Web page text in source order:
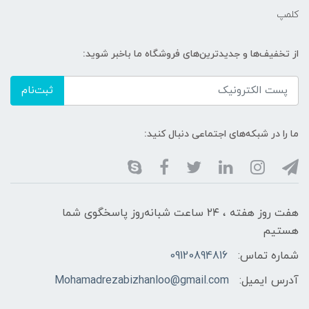
کلمپ
از تخفیف‌ها و جدیدترین‌های فروشگاه ما باخبر شوید:
ثبت‌نام
ما را در شبکه‌های اجتماعی دنبال کنید:
هفت روز هفته ، ۲۴ ساعت شبانه‌روز پاسخگوی شما
هستیم
شماره تماس:
09120894816
آدرس ایمیل:
Mohamadrezabizhanloo@gmail.com